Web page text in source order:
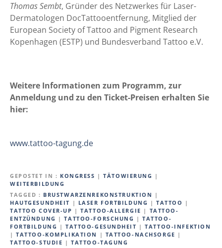
Thomas Sembt, Gründer des Netzwerkes für Laser-
Dermatologen DocTattooentfernung, Mitglied der
European Society of Tattoo and Pigment Research
Kopenhagen (ESTP) und Bundesverband Tattoo e.V.
Weitere Informationen zum Programm, zur
Anmeldung und zu den Ticket-Preisen erhalten Sie
hier:
www.tattoo-tagung.de
GEPOSTET IN KONGRESS |TÄTOWIERUNG |
WEITERBILDUNG
TAGGED
BRUSTWARZENREKONSTRUKTION |
HAUTGESUNDHEIT | LASER FORTBILDUNG |TATTOO |
TATTOO COVER-UP |TATTOO-ALLERGIE | TATTOO-
ENTZÜNDUNG |TATTOO-FORSCHUNG |TATTOO-
FORTBILDUNG | TATTOO-GESUNDHEIT |TATTOO-INFEKTION
|TATTOO-KOMPLIKATION | TATTOO-NACHSORGE |
TATTOO-STUDIE |TATTOO-TAGUNG